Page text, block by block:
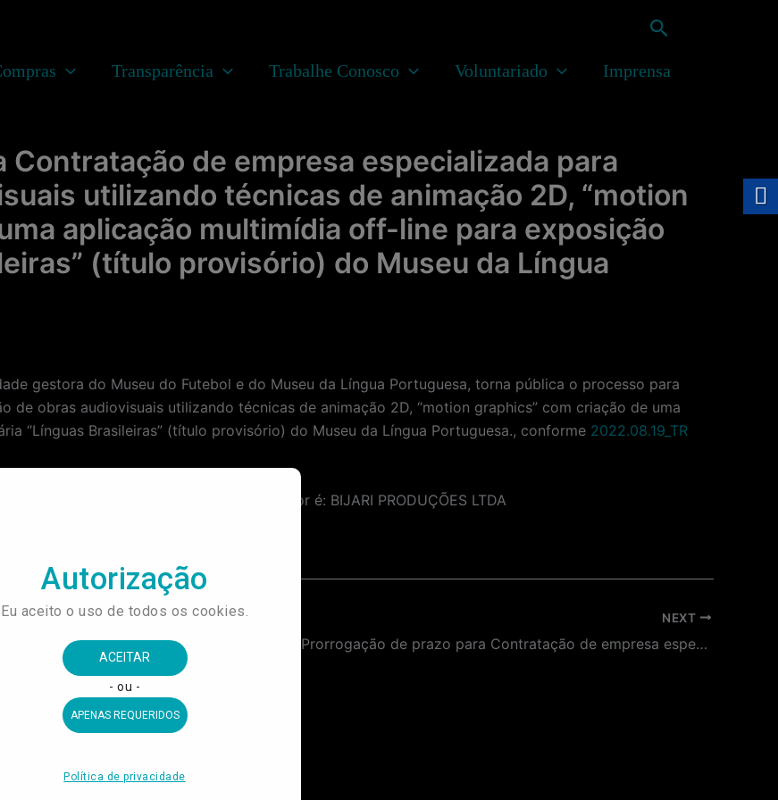
Pesquisar
Transparência Trabalhe Conosco Voluntariado Imprensa
Contratação de empresa especializada para
utilizando técnicas de animação 2D, “motion
aplicação multimídia off-line para exposição
(título provisório) do Museu da Língua
gestora do Museu do Futebol e do Museu da Língua Portuguesa, torna pública o processo para
de obras audiovisuais utilizando técnicas de animação 2D, “motion graphics” com criação de uma
“Línguas Brasileiras” (título provisório) do Museu da Língua Portuguesa., conforme 2022.08.19_TR
foi encerrado e o proponente vencedor é: BIJARI PRODUÇÕES LTDA
NEXT
Prorrogação de prazo para Contratação de empresa especializada para emissão de laudos e ARTS para emissão de AVCB para sala da exposição da exposição temporária do Museu da Língua Portuguesa